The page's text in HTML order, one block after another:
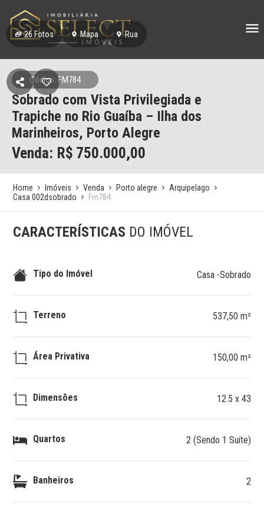
26 Fotos Mapa Rua
Código: FM784
Sobrado com Vista Privilegiada e
Trapiche no Rio Guaíba – Ilha dos
Marinheiros, Porto Alegre
Venda: R$ 750.000,00
Home Imóveis Venda Porto alegre
Arquipelago
Casa 002dsobrado
Fm784
CARACTERÍSTICAS DO IMÓVEL
Tipo do Imóvel Casa -Sobrado
Terreno 537,50 m²
Área Privativa 150,00 m²
Dimensões 12.5 x 43
Quartos 2 (Sendo 1 Suíte)
Banheiros 2